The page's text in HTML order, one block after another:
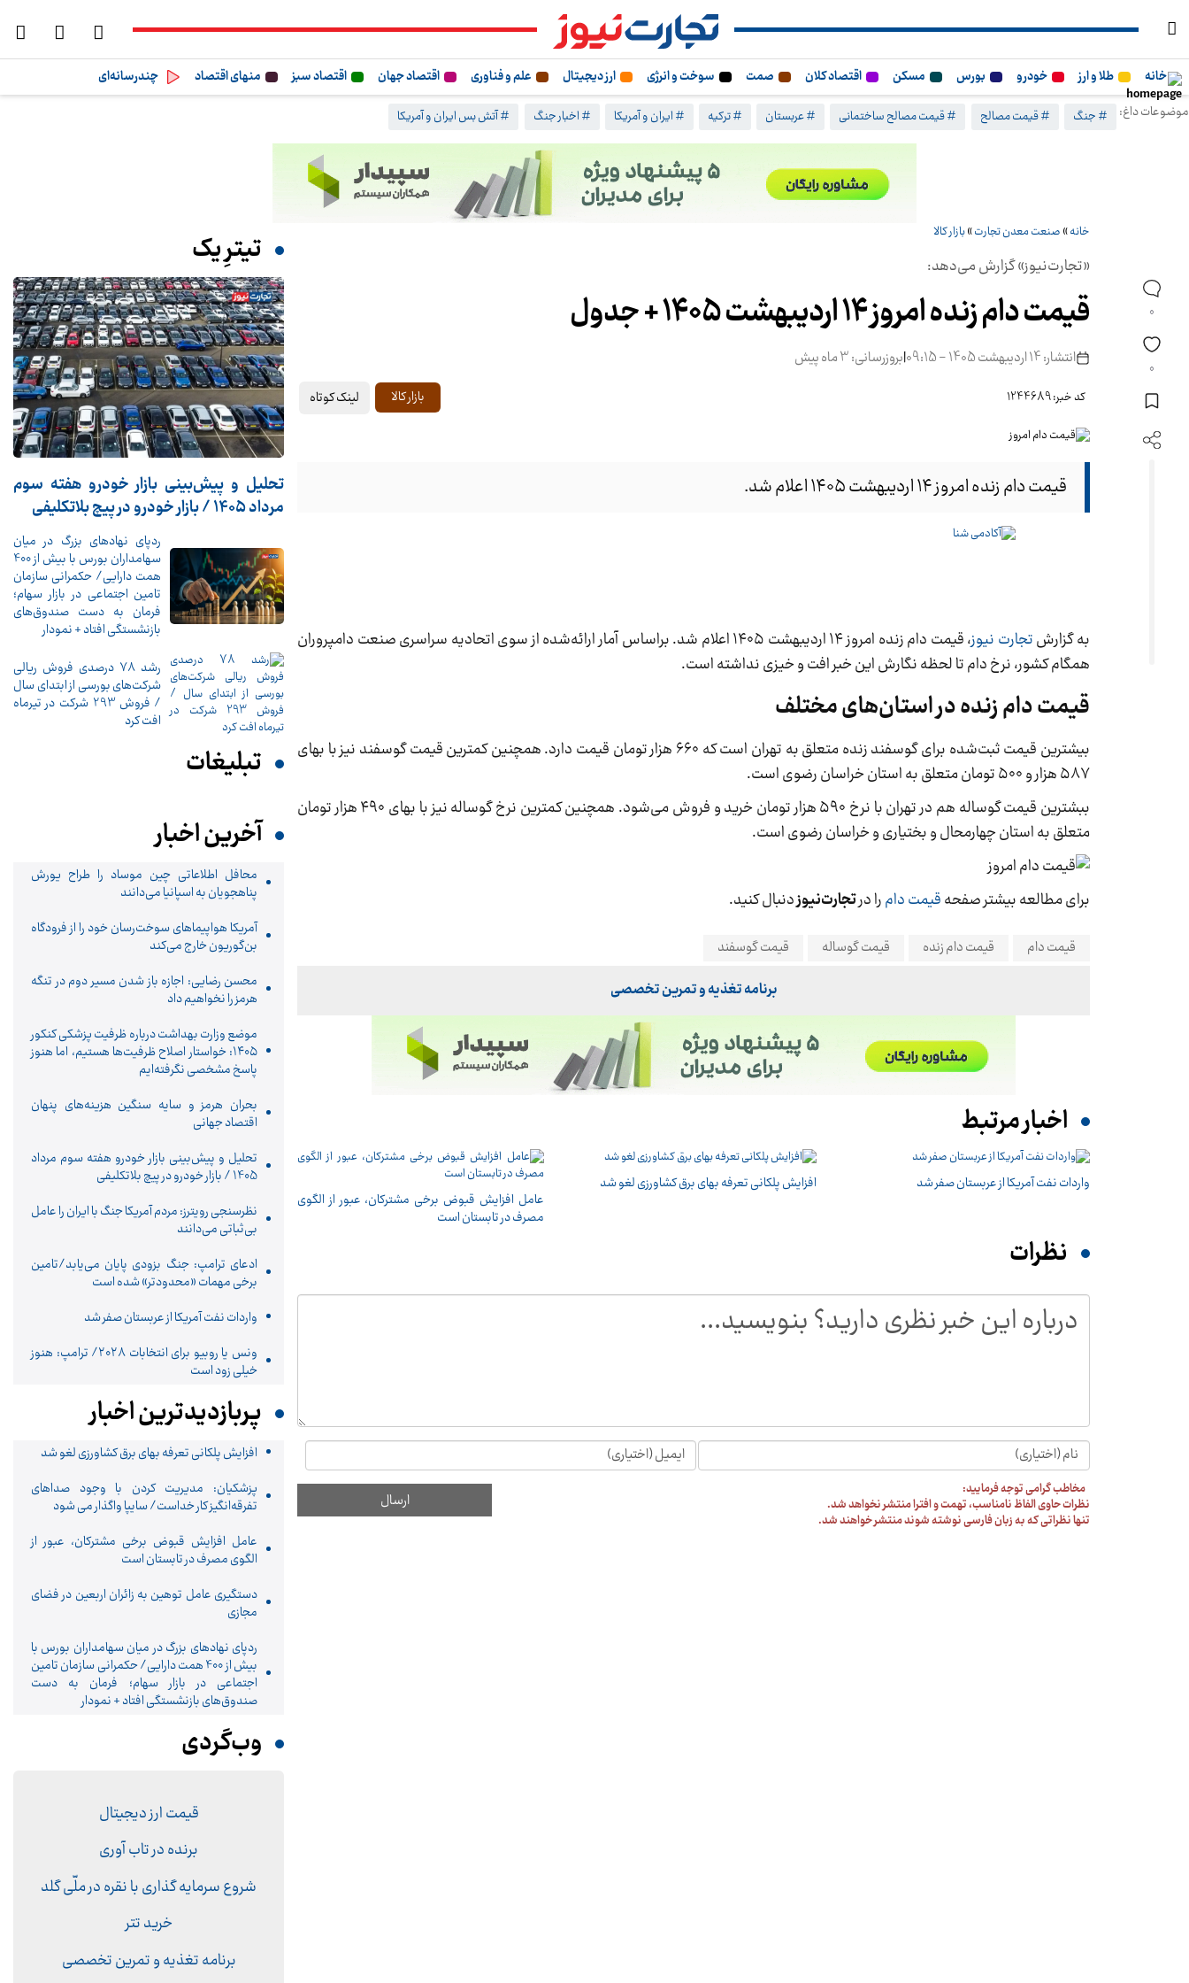
خانه طلا و ارز خودرو بورس مسکن اقتصاد کلان صمت سوخت و انرژی ارز دیجیتال علم و فناوری اقتصاد جهان اقتصاد سبز منهای اقتصاد
چندرسانه‌ای
موضوعات داغ:
# جنگ # قیمت مصالح # قیمت مصالح ساختمانی # عربستان # ترکیه # ایران و آمریکا # اخبار جنگ # آتش بس ایران و آمریکا
0
0
خانه» صنعت معدن تجارت»بازار کالا
«تجارت‌نیوز» گزارش می‌دهد:
قیمت دام زنده امروز ۱۴ اردیبهشت ۱۴۰۵ + جدول
انتشار: 14 اردیبهشت 1405 - 09:15 |بروزرسانی: 3 ماه پیش
کد خبر: 1244689 بازار کالا لینک کوتاه
قیمت دام زنده امروز ۱۴ اردیبهشت ۱۴۰۵ اعلام شد.
به گزارشتجارت نیوز
، قیمت دام زنده امروز ۱۴ اردیبهشت ۱۴۰۵ اعلام شد. براساس آمار ارائه‌شده از سوی اتحادیه سراسری صنعت دامپروران
همگام کشور، نرخ دام تا لحظه نگارش این خبر افت و خیزی نداشته است.
قیمت دام زنده در استان‌های مختلف
بیشترین قیمت ثبت‌شده برای گوسفند زنده متعلق به تهران است که ۶۶۰ هزار تومان قیمت دارد. همچنین کمترین قیمت گوسفند نیز با بهای
۵۸۷ هزار و ۵۰۰ تومان متعلق به استان خراسان رضوی است.
ببشترین قیمت گوساله هم در تهران با نرخ ۵۹۰ هزار تومان خرید و فروش می‌شود. همچنین کمترین نرخ گوساله نیز با بهای ۴۹۰ هزار تومان
متعلق به استان چهارمحال و بختیاری و خراسان رضوی است.
برای مطالعه بیشتر صفحهقیمت دامرا درتجارت‌نیوزدنبال کنید.
قیمت دام قیمت دام زنده قیمت گوساله قیمت گوسفند
برنامه تغذیه و تمرین تخصصی
اخبار مرتبط
واردات نفت آمریکا از عربستان صفر شد
افزایش پلکانی تعرفه بهای برق کشاورزی لغو شد
عامل افزایش قبوض برخی مشترکان، عبور از الگوی
مصرف در تابستان است
نظرات
مخاطب گرامی توجه فرمایید:
نظرات حاوی الفاظ نامناسب، تهمت و افترا منتشر نخواهد شد.
تنها نظراتی که به زبان فارسی نوشته شوند منتشر خواهند شد.
تیترِ یک
تحلیل و پیش‌بینی بازار خودرو هفته سوم
مرداد 1405 / بازار خودرو در پیچ بلاتکلیفی
ردپای نهادهای بزرگ در میان
سهامداران بورس با بیش از 400
همت دارایی/ حکمرانی سازمان
تامین اجتماعی در بازار سهام؛
فرمان به دست صندوق‌های
بازنشستگی افتاد + نمودار
رشد 78 درصدی فروش ریالی
شرکت‌های بورسی از ابتدای سال
/ فروش 293 شرکت در تیرماه
افت کرد
تبلیغات
آخرین اخبار
محافل اطلاعاتی چین موساد را طراح یورش
پناهجویان به اسپانیا می‌دانند
آمریکا هواپیماهای سوخت‌رسان خود را از فرودگاه
بن‌گوریون خارج می‌کند
محسن رضایی: اجازه باز شدن مسیر دوم در تنگه
هرمز را نخواهیم داد
موضع وزارت بهداشت درباره ظرفیت پزشکی کنکور
۱۴۰۵: خواستار اصلاح ظرفیت‌ها هستیم، اما هنوز
پاسخ مشخصی نگرفته‌ایم
بحران هرمز و سایه سنگین هزینه‌های پنهان
اقتصاد جهانی
تحلیل و پیش‌بینی بازار خودرو هفته سوم مرداد
1405 / بازار خودرو در پیچ بلاتکلیفی
نظرسنجی رویترز: مردم آمریکا جنگ با ایران را عامل
بی‌ثباتی می‌دانند
ادعای ترامپ: جنگ بزودی پایان می‌یابد/تامین
برخی مهمات «محدودتر» شده است
واردات نفت آمریکا از عربستان صفر شد
ونس یا روبیو برای انتخابات ۲۰۲۸/ ترامپ: هنوز
خیلی زود است
پربازدیدترین اخبار
افزایش پلکانی تعرفه بهای برق کشاورزی لغو شد
پزشکیان: مدیریت کردن با وجود صداهای
تفرقه‌انگیز کار خداست/ سایپا واگذار می شود
عامل افزایش قبوض برخی مشترکان، عبور از
الگوی مصرف در تابستان است
دستگیری عامل توهین به زائران اربعین در فضای
مجازی
ردپای نهادهای بزرگ در میان سهامداران بورس با
بیش از 400 همت دارایی/ حکمرانی سازمان تامین
اجتماعی در بازار سهام؛ فرمان به دست
صندوق‌های بازنشستگی افتاد + نمودار
وب‌گردی
قیمت ارز دیجیتال
برنده در تاب آوری
شروع سرمایه گذاری با نقره در ملّی گلد
خرید تتر
برنامه تغذیه و تمرین تخصصی